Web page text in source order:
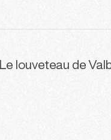
Le louveteau de